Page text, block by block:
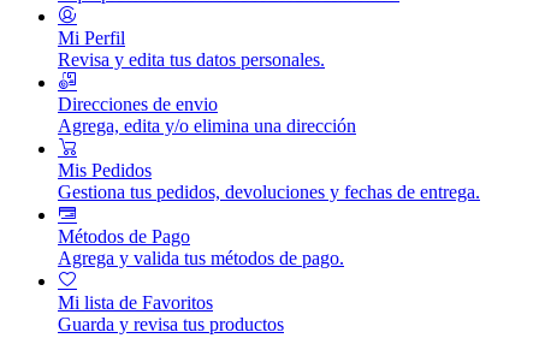
Mi Perfil
Revisa y edita tus datos personales.
Direcciones de envio
Agrega, edita y/o elimina una dirección
Mis Pedidos
Gestiona tus pedidos, devoluciones y fechas de entrega.
Métodos de Pago
Agrega y valida tus métodos de pago.
Mi lista de Favoritos
Guarda y revisa tus productos